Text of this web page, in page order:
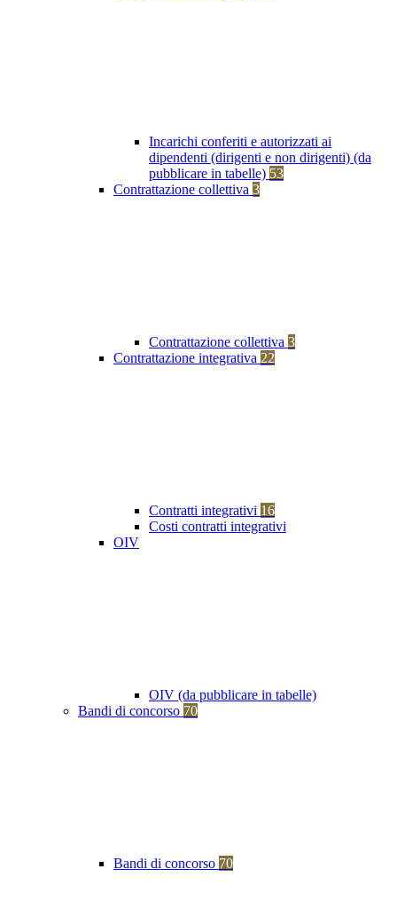
Incarichi conferiti e autorizzati ai
dipendenti (dirigenti e non dirigenti) (da
pubblicare in tabelle) 53
Contrattazione collettiva 3
Contrattazione collettiva 3
Contrattazione integrativa 22
Contratti integrativi 16
Costi contratti integrativi
OIV
OIV (da pubblicare in tabelle)
Bandi di concorso 70
Bandi di concorso 70